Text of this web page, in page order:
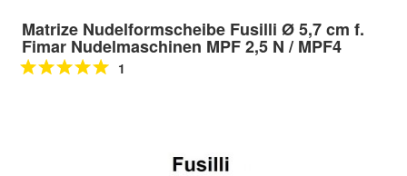
Matrize Nudelformscheibe Fusilli Ø 5,7 cm f.
Fimar Nudelmaschinen MPF 2,5 N / MPF4
1